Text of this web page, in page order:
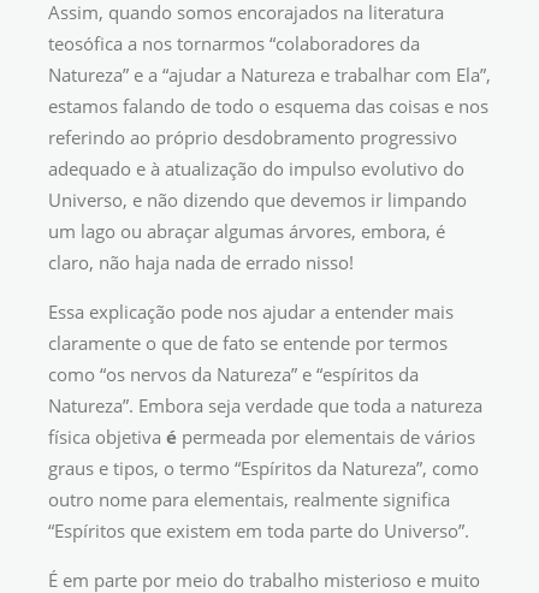
Assim, quando somos encorajados na literatura
teosófica a nos tornarmos “colaboradores da
Natureza” e a “ajudar a Natureza e trabalhar com Ela”,
estamos falando de todo o esquema das coisas e nos
referindo ao próprio desdobramento progressivo
adequado e à atualização do impulso evolutivo do
Universo, e não dizendo que devemos ir limpando
um lago ou abraçar algumas árvores, embora, é
claro, não haja nada de errado nisso!
Essa explicação pode nos ajudar a entender mais
claramente o que de fato se entende por termos
como “os nervos da Natureza” e “espíritos da
Natureza”. Embora seja verdade que toda a natureza
física objetiva é permeada por elementais de vários
graus e tipos, o termo “Espíritos da Natureza”, como
outro nome para elementais, realmente significa
“Espíritos que existem em toda parte do Universo”.
É em parte por meio do trabalho misterioso e muito